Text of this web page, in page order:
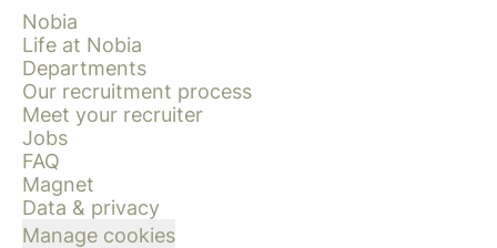
Nobia
Life at Nobia
Departments
Our recruitment process
Meet your recruiter
Jobs
FAQ
Magnet
Data & privacy
Manage cookies